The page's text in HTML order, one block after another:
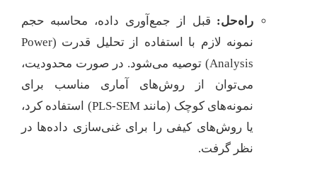
راه‌حل: قبل از جمع‌آوری داده، محاسبه حجم
نمونه لازم با استفاده از تحلیل قدرت (Power
Analysis) توصیه می‌شود. در صورت محدودیت،
می‌توان از روش‌های آماری مناسب برای
نمونه‌های کوچک (مانند PLS-SEM) استفاده کرد،
یا روش‌های کیفی را برای غنی‌سازی داده‌ها در
نظر گرفت.